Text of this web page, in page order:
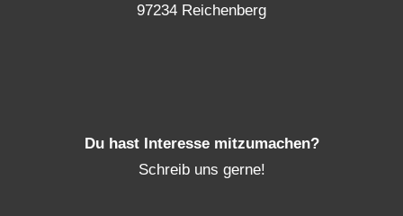
97234 Reichenberg
Du hast Interesse mitzumachen?
Schreib uns gerne!